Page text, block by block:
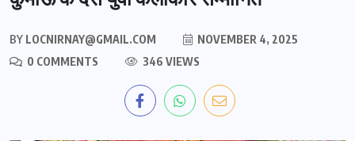
BY LOCNIRNAY@GMAIL.COM
NOVEMBER 4, 2025
0 COMMENTS
346 VIEWS